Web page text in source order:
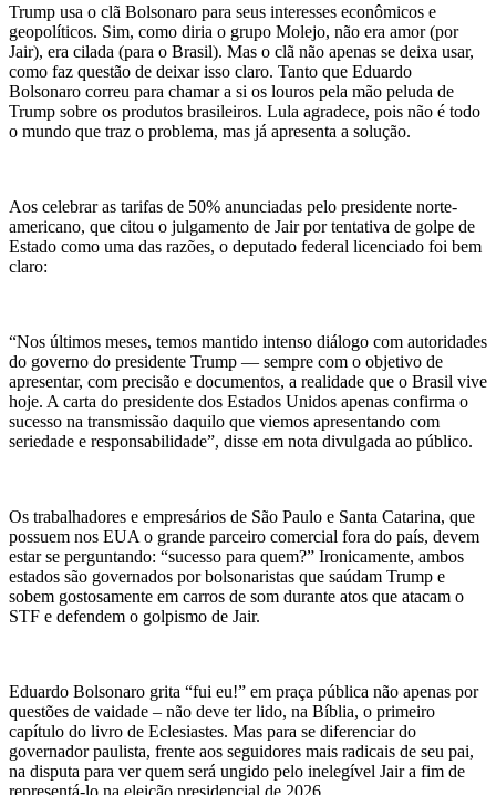
Trump usa o clã Bolsonaro para seus interesses econômicos e
geopolíticos. Sim, como diria o grupo Molejo, não era amor (por
Jair), era cilada (para o Brasil). Mas o clã não apenas se deixa usar,
como faz questão de deixar isso claro. Tanto que Eduardo
Bolsonaro correu para chamar a si os louros pela mão peluda de
Trump sobre os produtos brasileiros. Lula agradece, pois não é todo
o mundo que traz o problema, mas já apresenta a solução.
Aos celebrar as tarifas de 50% anunciadas pelo presidente norte-
americano, que citou o julgamento de Jair por tentativa de golpe de
Estado como uma das razões, o deputado federal licenciado foi bem
claro:
“Nos últimos meses, temos mantido intenso diálogo com autoridades
do governo do presidente Trump — sempre com o objetivo de
apresentar, com precisão e documentos, a realidade que o Brasil vive
hoje. A carta do presidente dos Estados Unidos apenas confirma o
sucesso na transmissão daquilo que viemos apresentando com
seriedade e responsabilidade”, disse em nota divulgada ao público.
Os trabalhadores e empresários de São Paulo e Santa Catarina, que
possuem nos EUA o grande parceiro comercial fora do país, devem
estar se perguntando: “sucesso para quem?” Ironicamente, ambos
estados são governados porbolsonaristas que saúdam Trump e
sobem gostosamente em carros de som durante atos que atacam o
STF e defendem o golpismo de Jair.
Eduardo Bolsonaro grita “fui eu!” em praça pública não apenas por
questões de vaidade – não deve ter lido, na Bíblia, o primeiro
capítulo do livro de Eclesiastes. Mas para se diferenciar do
governador paulista, frente aos seguidores mais radicais de seu pai,
na disputa para ver quem será ungido pelo inelegível Jair a fim de
representá-lo na eleição presidencial de 2026.